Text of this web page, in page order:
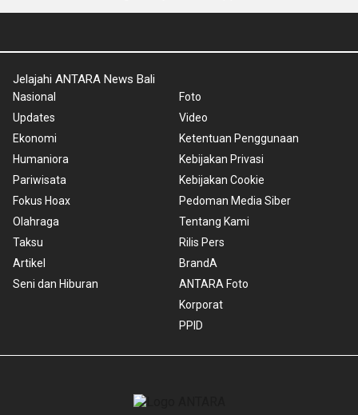
Jelajahi ANTARA News Bali
Nasional
Updates
Ekonomi
Humaniora
Pariwisata
Fokus Hoax
Olahraga
Taksu
Artikel
Seni dan Hiburan
Foto
Video
Ketentuan Penggunaan
Kebijakan Privasi
Kebijakan Cookie
Pedoman Media Siber
Tentang Kami
Rilis Pers
BrandA
ANTARA Foto
Korporat
PPID